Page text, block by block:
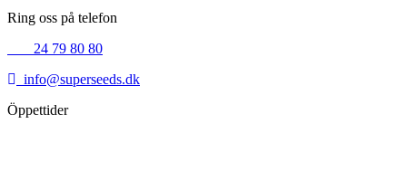
Ring oss på telefon
24 79 80 80
info@superseeds.dk
Öppettider